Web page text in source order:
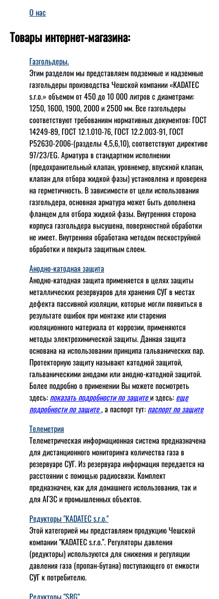
О нас
Товары интернет-магазина:
Газгольдеры.
Этим разделом мы представляем подземные и надземные
газгольдеры производства Чешской компании «KADATEC
s.r.o.» объемом от 450 до 10 000 литров с диаметрами:
1250, 1600, 1900, 2000 и 2500 мм. Все газгольдеры
соответствуют требованиям нормативных документов: ГОСТ
14249-89, ГОСТ 12.1.010-76, ГОСТ 12.2.003-91, ГОСТ
Р52630-2006-(разделы 4,5,6,10), соответствуют директиве
97/23/EG. Арматура в стандартном исполнении
(предохранительный клапан, уровнемер, впускной клапан,
клапан для отбора жидкой фазы) установлена и проверена
на герметичность. В зависимости от цели использования
газгольдера, основная арматура может быть дополнена
фланцем для отбора жидкой фазы. Внутренняя сторона
корпуса газгольдера высушена, поверхностной обработки
не имеет. Внутренняя обработана методом пескоструйной
обработки и покрыта защитным слоем.
Анодно-катодная защита
Анодно-катодная защита применяется в целях защиты
металлических резервуаров для хранения СУГ в местах
дефекта пассивной изоляции, которые могли появиться в
результате ошибок при монтаже или старения
изоляционного материала от коррозии, применяются
методы электрохимической защиты. Данная защита
основана на использовании принципа гальванических пар.
Протекторную защиту называют катодной защитой,
гальваническими анодами или анодно-катодной защитой.
Более подробно о применении Вы можете посмотреть
здесь: показать подробности по защитеи здесь: еще
подробности по защите, а паспорт тут: паспорт по защите
Телеметрия
Телеметрическая информационная система предназначена
для дистанционного мониторинга количества газа в
резервуаре СУГ. Из резервуара информация передается на
расстоянии с помощью радиосвязи. Комплект
предназначен, как для домашнего использования, так и
для АГЗС и промышленных объектов.
Редукторы "KADATEC s.r.o."
Этой категорией мы представляем продукцию Чешской
компании "KADATEC s.r.o.". Регуляторы давления
(редукторы) используются для снижения и регуляции
давления газа (пропан-бутана) поступающего от емкости
СУГ к потребителю.
Редукторы "SRG"